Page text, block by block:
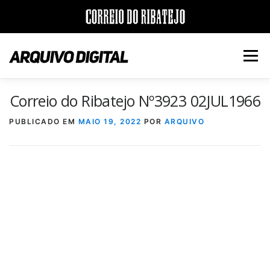
para
conteúdo
Menu
INÍCIO JORNAIS DÉCADAS
Correio do Ribatejo Nº3923 02JUL1966
PUBLICADO EM MAIO 19, 2022 POR ARQUIVO